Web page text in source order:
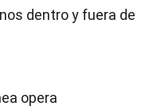
dentro y fuera de
opera